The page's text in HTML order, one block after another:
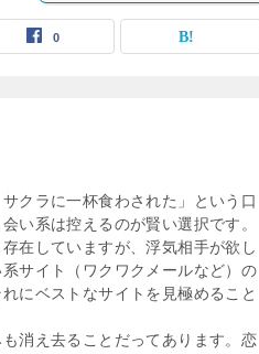
0
クラに一杯食わされた」という口
い系は控えるのが賢い選択です。
在していますが、浮気相手が欲し
サイト（ワクワクメールなど）の
にベストなサイトを見極めること
消え去ることだってあります。恋